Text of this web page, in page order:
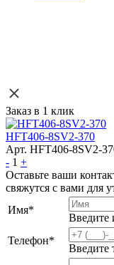
Заказ в 1 клик
HFT406-8SV2-370
Арт. HFT406-8SV2-
- 1 +
Оставьте ваши
свяжутся с вами для
Имя*
Введите
Телефон*
Введите